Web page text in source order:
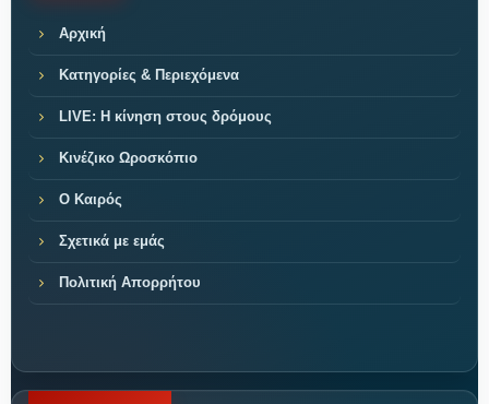
Αρχική
Κατηγορίες & Περιεχόμενα
LIVE: Η κίνηση στους δρόμους
Κινέζικο Ωροσκόπιο
Ο Καιρός
Σχετικά με εμάς
Πολιτική Απορρήτου